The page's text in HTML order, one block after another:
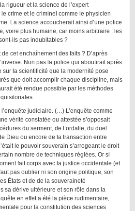
rigueur et la science de l’expert
le crime et le criminel comme le physicien
La science accoucherait ainsi d’une police
voire plus humaine, car moins arbitraire : les
ils pas indubitables ?
cet enchaînement des faits ? D’après
Non pas la police qui aboutirait après
la scientificité que la modernité pose
que doit accomplir chaque discipline, mais
été rendue possible par les méthodes
judiciaire. (…) L’enquête comme
vérité constatée ou attestée s’opposait
du serment, de l’ordalie, du duel
Dieu ou encore de la transaction entre
le pouvoir souverain s’arrogeant le droit
nombre de techniques réglées. Or si
fait corps avec la justice occidentale (et
pas oublier ni son origine politique, son
États et de de la souveraineté
sa dérive ultérieure et son rôle dans la
en effet a été la pièce rudimentaire,
pour la constitution des sciences